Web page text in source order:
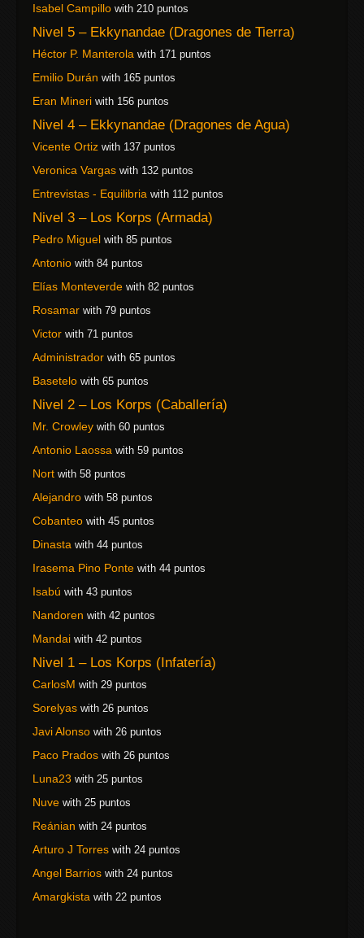
Isabel Campillo with 210 puntos
Nivel 5 – Ekkynandae (Dragones de Tierra)
Héctor P. Manterola with 171 puntos
Emilio Durán with 165 puntos
Eran Mineri with 156 puntos
Nivel 4 – Ekkynandae (Dragones de Agua)
Vicente Ortiz with 137 puntos
Veronica Vargas with 132 puntos
Entrevistas - Equilibria with 112 puntos
Nivel 3 – Los Korps (Armada)
Pedro Miguel with 85 puntos
Antonio with 84 puntos
Elías Monteverde with 82 puntos
Rosamar with 79 puntos
Victor with 71 puntos
Administrador with 65 puntos
Basetelo with 65 puntos
Nivel 2 – Los Korps (Caballería)
Mr. Crowley with 60 puntos
Antonio Laossa with 59 puntos
Nort with 58 puntos
Alejandro with 58 puntos
Cobanteo with 45 puntos
Dinasta with 44 puntos
Irasema Pino Ponte with 44 puntos
Isabú with 43 puntos
Nandoren with 42 puntos
Mandai with 42 puntos
Nivel 1 – Los Korps (Infatería)
CarlosM with 29 puntos
Sorelyas with 26 puntos
Javi Alonso with 26 puntos
Paco Prados with 26 puntos
Luna23 with 25 puntos
Nuve with 25 puntos
Reánian with 24 puntos
Arturo J Torres with 24 puntos
Angel Barrios with 24 puntos
Amargkista with 22 puntos